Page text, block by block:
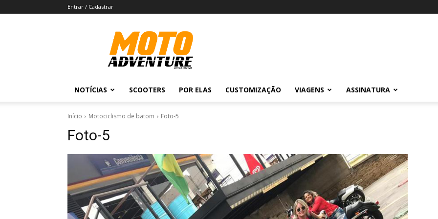
Entrar / Cadastrar
Revista
Moto
Adventure
NOTÍCIAS SCOOTERS POR ELAS CUSTOMIZAÇÃO VIAGENS ASSINATURA
Início Motociclismo de batom Foto-5
Foto-5